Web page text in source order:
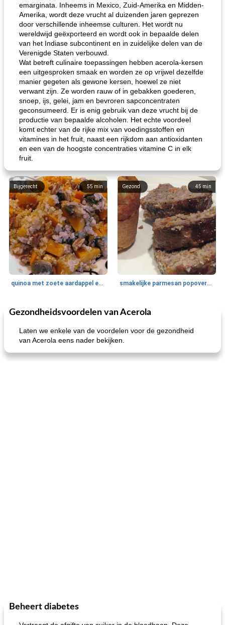
emarginata. Inheems in Mexico, Zuid-Amerika en Midden-
Amerika, wordt deze vrucht al duizenden jaren geprezen
door verschillende inheemse culturen. Het wordt nu
wereldwijd geëxporteerd en wordt ook in bepaalde delen
van het Indiase subcontinent en in zuidelijke delen van de
Verenigde Staten verbouwd.
Wat betreft culinaire toepassingen hebben acerola-kersen
een uitgesproken smaak en worden ze op vrijwel dezelfde
manier gegeten als gewone kersen, hoewel ze niet
verwant zijn. Ze worden rauw of in gebakken goederen,
snoep, ijs, gelei, jam en bevroren sapconcentraten
geconsumeerd. Er is enig gebruik van deze vrucht bij de
productie van bepaalde alcoholen. Het echte voordeel
komt echter van de rijke mix van voedingsstoffen en
vitamines in het fruit, naast een rijkdom aan antioxidanten
en een van de hoogste concentraties vitamine C in elk
fruit.
55 min
Bijgerecht
quinoa met zoete aardappel en champignons
45min
Gezond
smakelijke parmesan popovers (gezonder!)
40min
One Dish Meal Soepen, stoofschotels en Chili
Gezondheidsvoordelen van Acerola
Laten we enkele van de voordelen voor de gezondheid
van Acerola eens nader bekijken.
Beheert diabetes